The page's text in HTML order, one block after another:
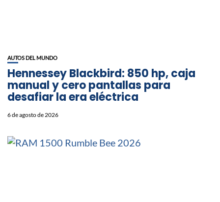
AUTOS DEL MUNDO
Hennessey Blackbird: 850 hp, caja
manual y cero pantallas para
desafiar la era eléctrica
6 de agosto de 2026